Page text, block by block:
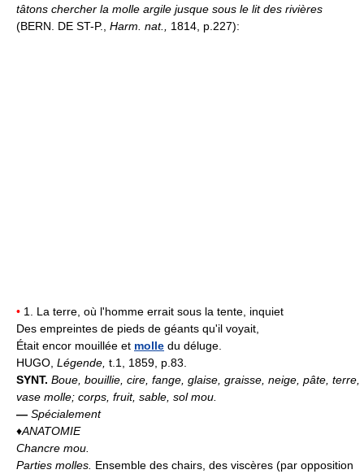
tâtons chercher la molle argile jusque sous le lit des rivières
(BERN. DE ST-P., Harm. nat., 1814, p.227):
• 1. La terre, où l'homme errait sous la tente, inquiet
Des empreintes de pieds de géants qu'il voyait,
Était encor mouillée et molle du déluge.
HUGO, Légende, t.1, 1859, p.83.
SYNT. Boue, bouillie, cire, fange, glaise, graisse, neige, pâte, terre,
vase molle; corps, fruit, sable, sol mou.
— Spécialement
♦ANATOMIE
Chancre mou.
Parties molles. Ensemble des chairs, des viscères (par opposition